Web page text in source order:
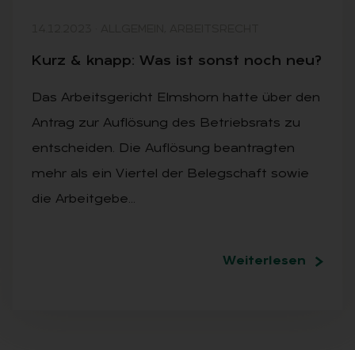
Kurz & knapp: Was ist sonst noch neu?
Das Arbeitsgericht Elmshorn hatte über den
Antrag zur Auflösung des Betriebsrats zu
entscheiden. Die Auflösung beantragten
mehr als ein Viertel der Belegschaft sowie
die Arbeitgebe…
Weiterlesen